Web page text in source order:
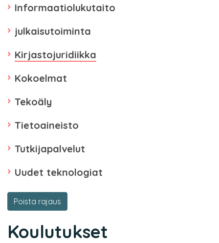
Informaatiolukutaito
julkaisutoiminta
Kirjastojuridiikka
Kokoelmat
Tekoäly
Tietoaineisto
Tutkijapalvelut
Uudet teknologiat
Poista rajaus
Koulutukset